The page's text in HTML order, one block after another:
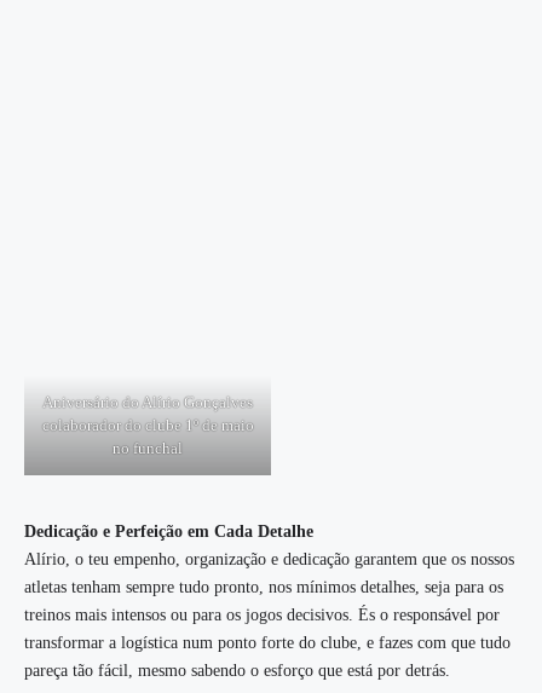
Aniversário do Alírio Gonçalves
colaborador do clube 1º de maio
no funchal
Dedicação e Perfeição em Cada Detalhe
Alírio, o teu empenho, organização e dedicação garantem que os nossos
atletas tenham sempre tudo pronto, nos mínimos detalhes, seja para os
treinos mais intensos ou para os jogos decisivos. És o responsável por
transformar a logística num ponto forte do clube, e fazes com que tudo
pareça tão fácil, mesmo sabendo o esforço que está por detrás.